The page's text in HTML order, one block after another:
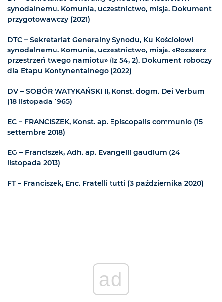
synodalnemu. Komunia, uczestnictwo, misja. Dokument
przygotowawczy (2021)
DTC – Sekretariat Generalny Synodu, Ku Kościołowi
synodalnemu. Komunia, uczestnictwo, misja. «Rozszerz
przestrzeń twego namiotu» (Iz 54, 2). Dokument roboczy
dla Etapu Kontynentalnego (2022)
DV – SOBÓR WATYKAŃSKI II, Konst. dogm. Dei Verbum
(18 listopada 1965)
EC – FRANCISZEK, Konst. ap. Episcopalis communio (15
settembre 2018)
EG – Franciszek, Adh. ap. Evangelii gaudium (24
listopada 2013)
FT – Franciszek, Enc. Fratelli tutti (3 października 2020)
ad